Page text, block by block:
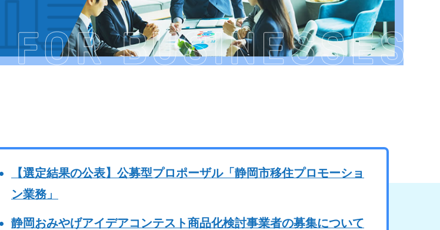
【選定結果の公表】公募型プロポーザル「静岡市移住プロモーショ
ン業務」
静岡おみやげアイデアコンテスト商品化検討事業者の募集について